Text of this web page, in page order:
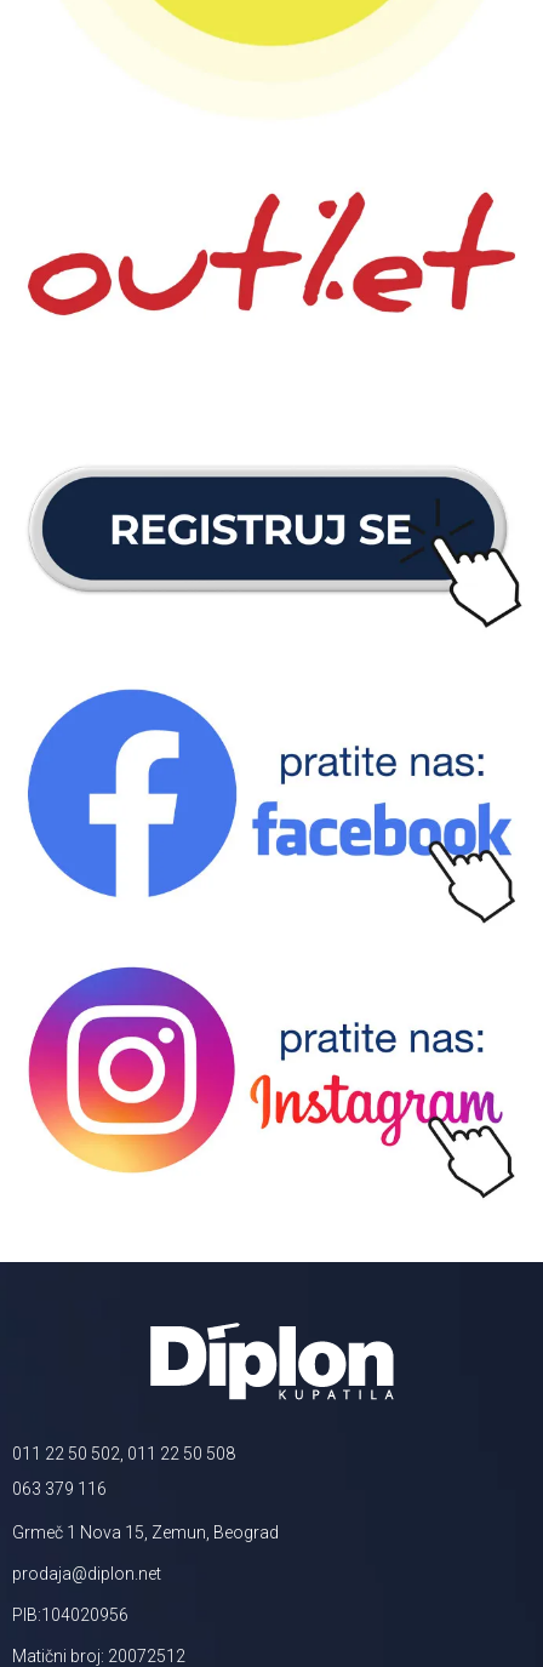
011 22 50 502, 011 22 50 508
063 379 116
Grmeč 1 Nova 15, Zemun, Beograd
prodaja@diplon.net
PIB:104020956
Matični broj: 20072512